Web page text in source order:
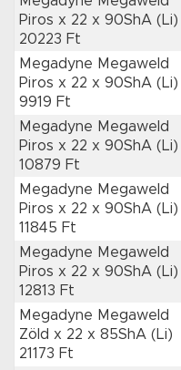
Piros x 22 x 90ShA (Li)
20223 Ft
Megadyne Megaweld
Piros x 22 x 90ShA (Li)
9919 Ft
Megadyne Megaweld
Piros x 22 x 90ShA (Li)
10879 Ft
Megadyne Megaweld
Piros x 22 x 90ShA (Li)
11845 Ft
Megadyne Megaweld
Piros x 22 x 90ShA (Li)
12813 Ft
Megadyne Megaweld
Zöld x 22 x 85ShA (Li)
21173 Ft